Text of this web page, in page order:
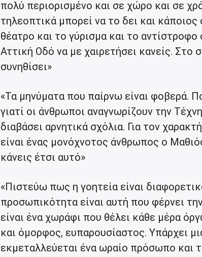
πολύ περιορισμένο και σε χώρο και σε
τηλεοπτικά μπορεί να το δει και
θέατρο και το γύρισμα και το
Αττική Οδό να με χαιρετήσει κανείς.
συνηθίσει»
«Τα μηνύματα που παίρνω είναι φοβερά.
γιατί οι άνθρωποι αναγνωρίζουν την
διαβάσει αρνητικά σχόλια. Για τον
είναι ένας μονόχνοτος άνθρωπος ο
κάνεις έτσι αυτό»
«Πιστεύω πως η γοητεία είναι
προσωπικότητα είναι αυτή που φέρνει
είναι ένα χωράφι που θέλει κάθε μέρα
και όμορφος, ευπαρουσίαστος. Υπάρχει
εκμεταλλεύεται ένα ωραίο πρόσωπο και